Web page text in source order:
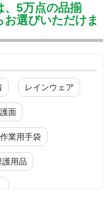
、5万点の品揃
選びいただけま
レインウェア
面
作業用手袋
護用品